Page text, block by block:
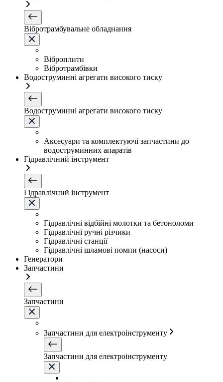
Вібротрамбувальне обладнання
Віброплити
Вібротрамбівки
Водоструминні агрегати високого тиску
Водоструминні агрегати високого тиску
Аксесуари та комплектуючі запчастини до
водоструминних апаратів
Гідравлічний інструмент
Гідравлічний інструмент
Гідравлічні відбійні молотки та бетоноломи
Гідравлічні ручні різчики
Гідравлічні станції
Гідравлічні шламові помпи (насоси)
Генератори
Запчастини
Запчастини
Запчастини для електроінструменту
Запчастини для електроінструменту